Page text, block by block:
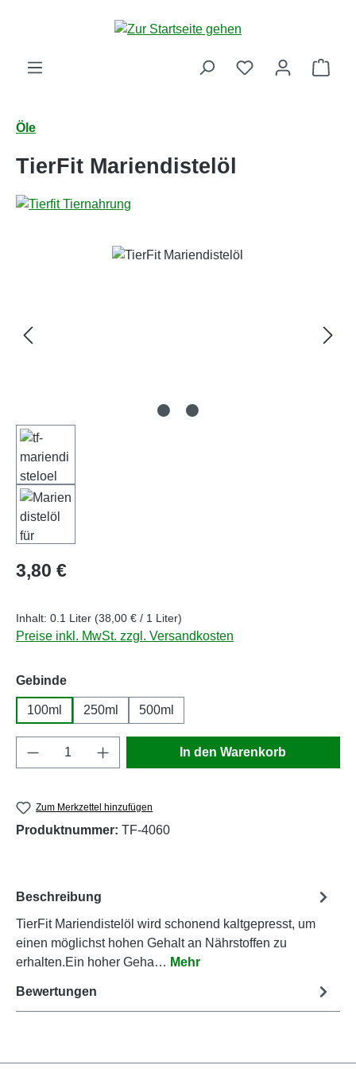
Zum Hauptinhalt springen
Öle
TierFit Mariendistelöl
Bildergalerie überspringen
Regulärer Preis:
3,80 €
Inhalt: 0.1 Liter (38,00 € / 1 Liter)
Preise inkl. MwSt. zzgl. Versandkosten
Gebindeauswählen
100ml 250ml 500ml
Produkt Anzahl: Gib den gewünschten
In den Warenkorb
Zum Merkzettel hinzufügen
Produktnummer: TF-4060
Beschreibung
TierFit Mariendistelöl wird schonend kaltgepresst, um
einen möglichst hohen Gehalt an Nährstoffen zu
erhalten.Ein hoher Geha… Mehr
Bewertungen